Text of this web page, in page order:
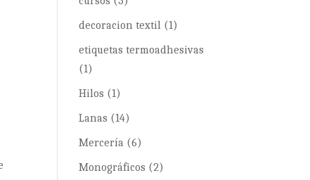
decoracion textil (1)
etiquetas termoadhesivas
(1)
Hilos (1)
Lanas (14)
Mercería (6)
Monográficos (2)